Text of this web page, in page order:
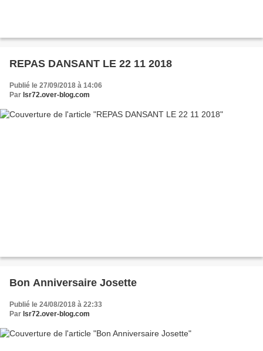
REPAS DANSANT LE 22 11 2018
Publié le 27/09/2018 à 14:06
Par lsr72.over-blog.com
Bon Anniversaire Josette
Publié le 24/08/2018 à 22:33
Par lsr72.over-blog.com